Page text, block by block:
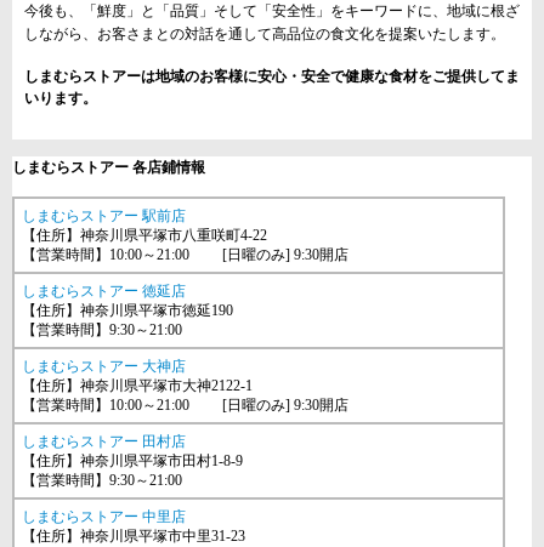
今後も、「鮮度」と「品質」そして「安全性」をキーワードに、 地域に根ざ
しながら、お客さまとの対話を通して高品位の食文化を提案いたします。
しまむらストアーは地域のお客様に安心・安全で健康な食材をご提供してま
いります。
しまむらストアー 各店鋪情報
しまむらストアー 駅前店
【住所】神奈川県平塚市八重咲町4-22
【営業時間】10:00～21:00 [日曜のみ] 9:30開店
しまむらストアー 徳延店
【住所】神奈川県平塚市徳延190
【営業時間】9:30～21:00
しまむらストアー 大神店
【住所】神奈川県平塚市大神2122-1
【営業時間】10:00～21:00 [日曜のみ] 9:30開店
しまむらストアー 田村店
【住所】神奈川県平塚市田村1-8-9
【営業時間】9:30～21:00
しまむらストアー 中里店
【住所】神奈川県平塚市中里31-23